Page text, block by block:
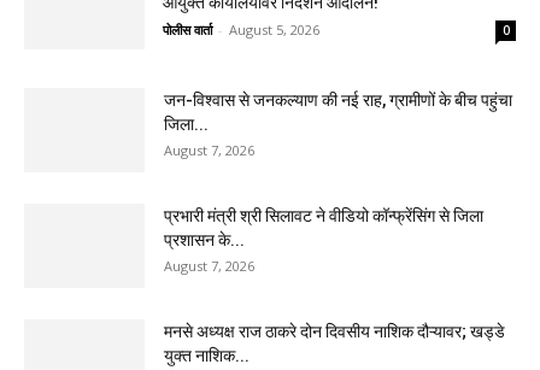
पोलीस वार्ता - August 5, 2026 0
जन-विश्वास से जनकल्याण की नई राह, ग्रामीणों के बीच पहुंचा
जिला...
August 7, 2026
प्रभारी मंत्री श्री सिलावट ने वीडियो कॉन्फ्रेंसिंग से जिला
प्रशासन के...
August 7, 2026
मनसे अध्यक्ष राज ठाकरे दोन दिवसीय नाशिक दौऱ्यावर; खड्डे
युक्त नाशिक...